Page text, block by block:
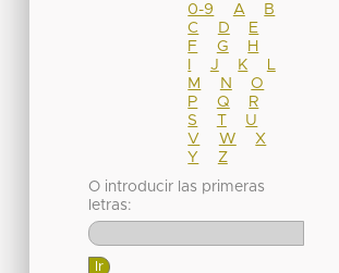
0-9 A
B
C
D
E
F
G
H
J K
M
N
O
P
Q
R
S
T
U
V
W
X
Y
Z
O introducir las primeras
letras: